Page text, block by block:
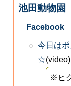
池田動物園
Facebook
今日は
☆(video)
※ヒ